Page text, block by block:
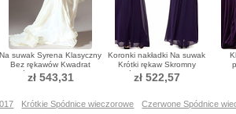
Na suwak Syrena Klasyczny
Bez rękawów Kwadrat
Spódnica wieczorowe
zł 543,31
Koronki nakładki Na suwak
Krótki rękaw Skromny
Spódnica wieczorowe
zł 522,57
Krótkie Spódnice wieczorowe
Czerwone Spódnice